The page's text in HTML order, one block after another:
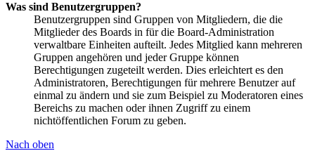
Was sind Benutzergruppen?
Benutzergruppen sind Gruppen von Mitgliedern, die die
Mitglieder des Boards in für die Board-Administration
verwaltbare Einheiten aufteilt. Jedes Mitglied kann mehreren
Gruppen angehören und jeder Gruppe können
Berechtigungen zugeteilt werden. Dies erleichtert es den
Administratoren, Berechtigungen für mehrere Benutzer auf
einmal zu ändern und sie zum Beispiel zu Moderatoren eines
Bereichs zu machen oder ihnen Zugriff zu einem
nichtöffentlichen Forum zu geben.
Nach oben